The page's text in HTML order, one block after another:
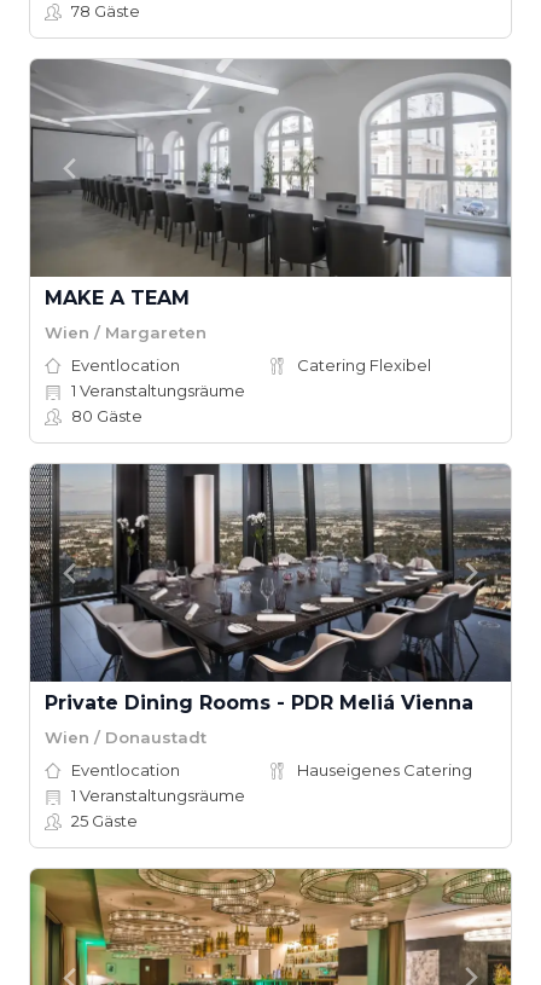
78 Gäste
MAKE A TEAM
Wien / Margareten
Eventlocation
Catering Flexibel
1 Veranstaltungsräume
80 Gäste
Private Dining Rooms - PDR Meliá Vienna
Wien / Donaustadt
Eventlocation
Hauseigenes Catering
1 Veranstaltungsräume
25 Gäste